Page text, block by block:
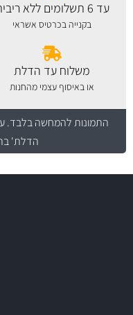
עד 6 תשלומים ללא ריבית
בקנייה בכרטיס אשראי
משלוח עד הדלת
או באיסוף עצמי מהחנות
התמונות להמחשה בלבד.
הדלת'